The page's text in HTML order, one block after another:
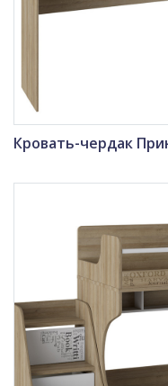
Кровать-чердак